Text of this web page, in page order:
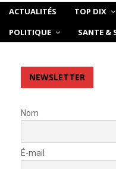
ACTUALITÉS TOP DIX
POLITIQUE
SANTE &
NEWSLETTER
Nom
É-mail